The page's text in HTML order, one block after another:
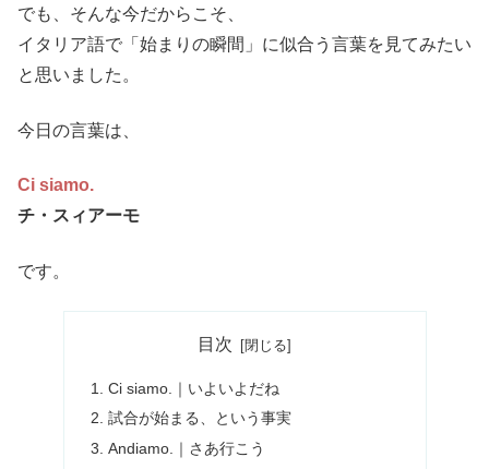
でも、そんな今だからこそ、
イタリア語で「始まりの瞬間」に似合う言葉を見てみたい
と思いました。
今日の言葉は、
Ci siamo.
チ・スィアーモ
です。
目次
Ci siamo.｜いよいよだね
試合が始まる、という事実
Andiamo.｜さあ行こう